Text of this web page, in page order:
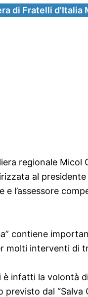
di Fratelli d'Italia
regionale Micol
al
e l’assessore
contiene
molti interventi
infatti la volontà
dal